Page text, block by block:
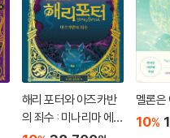
해리 포터와 아즈카반
의 죄수 : 미나리마 에디
멜론은
10%